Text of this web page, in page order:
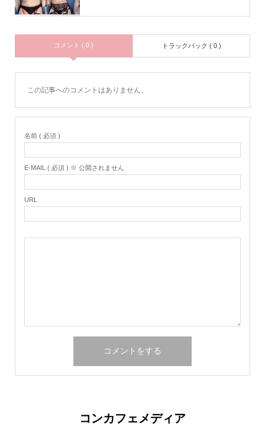
コメント ( 0 ) トラックバック ( 0 )
この記事へのコメントはありません。
名前 ( 必須 )
E-MAIL ( 必須 ) ※ 公開されません
URL
コンカフェメディア